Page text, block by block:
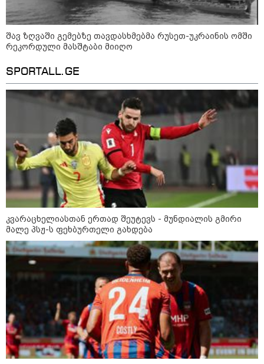
14 გარდაცვლილი, 22
დაშავებული, მასშტაბური
ხანძარი - რუსეთმა კიევზე
იერიში ბალისტიკური
რაკეტებით მიიტანა
მორიგი თავდასხმა რუსეთში,
ნავთობგადამამუშავებელ
ქარხანაზე - რა დეტალებია
ცნობილი
კატეგორიის ყველა სიახლე
შავ ზღვაში გემებზე თავდასხმებმა რუსეთ-უკრაინის ომში
რეკორდული მასშტაბი მიიღო
SPORTALL.GE
კვარაცხელიასთან ერთად შეუტევს - მუნდიალის გმირი
მალე პსჟ-ს ფეხბურთელი გახდება